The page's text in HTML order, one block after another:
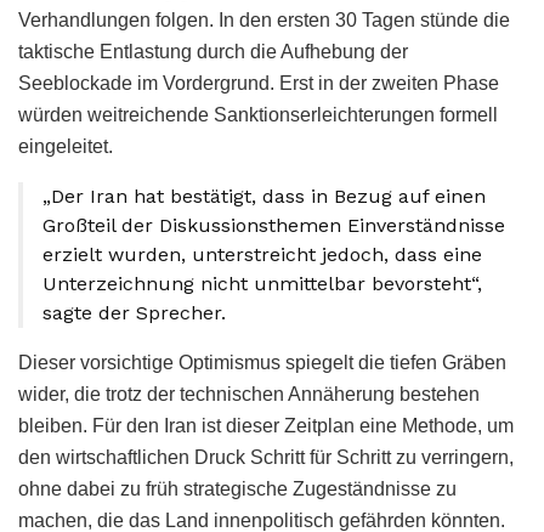
Verhandlungen folgen. In den ersten 30 Tagen stünde die
taktische Entlastung durch die Aufhebung der
Seeblockade im Vordergrund. Erst in der zweiten Phase
würden weitreichende Sanktionserleichterungen formell
eingeleitet.
„Der Iran hat bestätigt, dass in Bezug auf einen
Großteil der Diskussionsthemen Einverständnisse
erzielt wurden, unterstreicht jedoch, dass eine
Unterzeichnung nicht unmittelbar bevorsteht“,
sagte der Sprecher.
Dieser vorsichtige Optimismus spiegelt die tiefen Gräben
wider, die trotz der technischen Annäherung bestehen
bleiben. Für den Iran ist dieser Zeitplan eine Methode, um
den wirtschaftlichen Druck Schritt für Schritt zu verringern,
ohne dabei zu früh strategische Zugeständnisse zu
machen, die das Land innenpolitisch gefährden könnten.